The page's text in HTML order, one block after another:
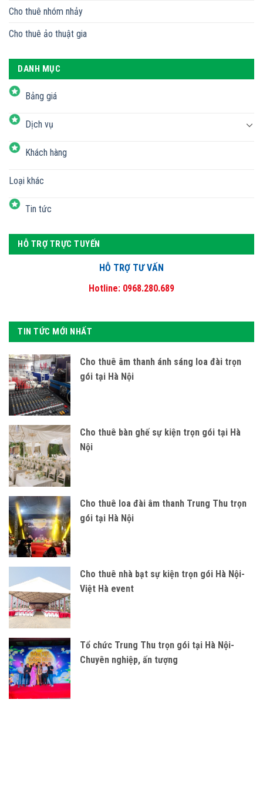
Cho thuê nhóm nhảy
Cho thuê ảo thuật gia
DANH MỤC
Bảng giá
Dịch vụ
Khách hàng
Loại khác
Tin tức
HỖ TRỢ TRỰC TUYẾN
HỖ TRỢ TƯ VẤN
Hotline: 0968.280.689
TIN TỨC MỚI NHẤT
Cho thuê âm thanh ánh sáng loa đài trọn
gói tại Hà Nội
Cho thuê bàn ghế sự kiện trọn gói tại Hà
Nội
Cho thuê loa đài âm thanh Trung Thu trọn
gói tại Hà Nội
Cho thuê nhà bạt sự kiện trọn gói Hà Nội-
Việt Hà event
Tổ chức Trung Thu trọn gói tại Hà Nội-
Chuyên nghiệp, ấn tượng